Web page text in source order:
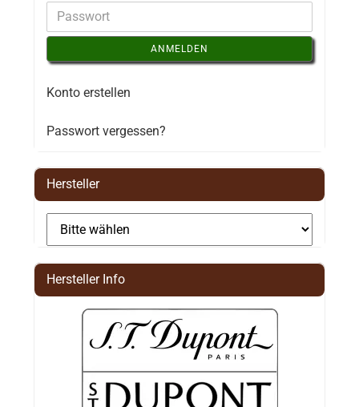
ANMELDEN
Konto erstellen
Passwort vergessen?
Hersteller
Hersteller Info